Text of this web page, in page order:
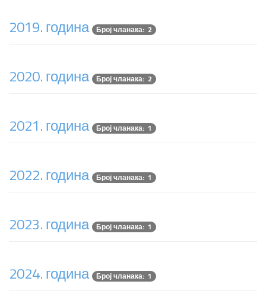
2019. година Број чланака: 2
2020. година Број чланака: 2
2021. година Број чланака: 1
2022. година Број чланака: 1
2023. година Број чланака: 1
2024. година Број чланака: 1